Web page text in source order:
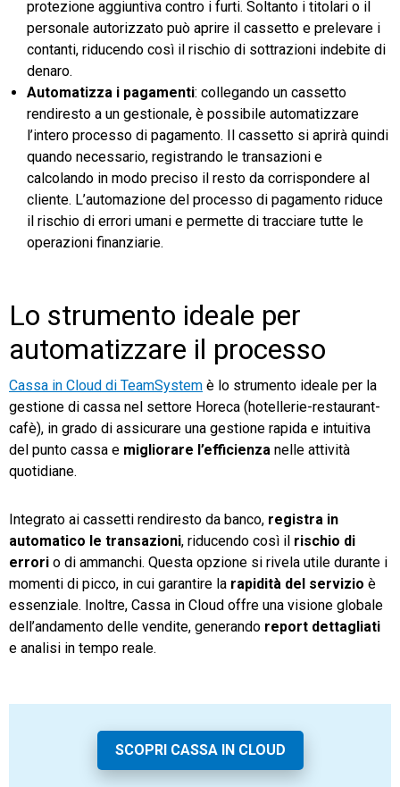
protezione aggiuntiva contro i furti. Soltanto i titolari o il
personale autorizzato può aprire il cassetto e prelevare i
contanti, riducendo così il rischio di sottrazioni indebite di
denaro.
Automatizza i pagamenti: collegando un cassetto
rendiresto a un gestionale, è possibile automatizzare
l’intero processo di pagamento. Il cassetto si aprirà quindi
quando necessario, registrando le transazioni e
calcolando in modo preciso il resto da corrispondere al
cliente. L’automazione del processo di pagamento riduce
il rischio di errori umani e permette di tracciare tutte le
operazioni finanziarie.
Lo strumento ideale per
automatizzare il processo
Cassa in Cloud di TeamSystem è lo strumento ideale per la
gestione di cassa nel settore Horeca (hotellerie-restaurant-
cafè), in grado di assicurare una gestione rapida e intuitiva
del punto cassa e migliorare l’efficienza nelle attività
quotidiane.
Integrato ai cassetti rendiresto da banco, registra in
automatico le transazioni, riducendo così il rischio di
errori o di ammanchi. Questa opzione si rivela utile durante i
momenti di picco, in cui garantire la rapidità del servizio è
essenziale. Inoltre, Cassa in Cloud offre una visione globale
dell’andamento delle vendite, generando report dettagliati
e analisi in tempo reale.
SCOPRI CASSA IN CLOUD